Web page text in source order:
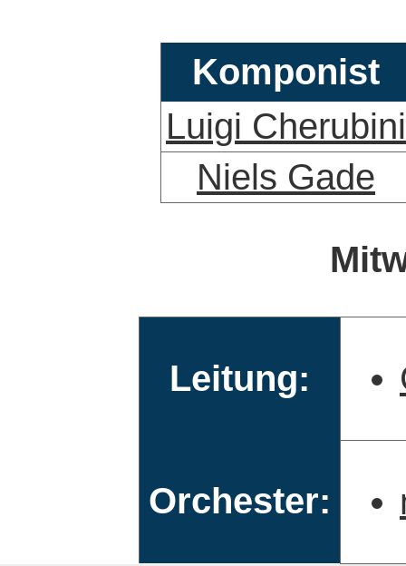
Komponist
Luigi Cherubini
Niels Gade
Leitung:
Orchester: